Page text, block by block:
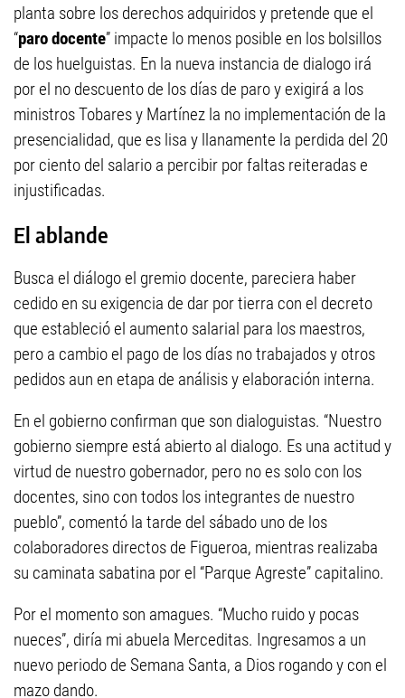
planta sobre los derechos adquiridos y pretende que el
“paro docente” impacte lo menos posible en los bolsillos
de los huelguistas. En la nueva instancia de dialogo irá
por el no descuento de los días de paro y exigirá a los
ministros Tobares y Martínez la no implementación de la
presencialidad, que es lisa y llanamente la perdida del 20
por ciento del salario a percibir por faltas reiteradas e
injustificadas.
El ablande
Busca el diálogo el gremio docente, pareciera haber
cedido en su exigencia de dar por tierra con el decreto
que estableció el aumento salarial para los maestros,
pero a cambio el pago de los días no trabajados y otros
pedidos aun en etapa de análisis y elaboración interna.
En el gobierno confirman que son dialoguistas. “Nuestro
gobierno siempre está abierto al dialogo. Es una actitud y
virtud de nuestro gobernador, pero no es solo con los
docentes, sino con todos los integrantes de nuestro
pueblo”, comentó la tarde del sábado uno de los
colaboradores directos de Figueroa, mientras realizaba
su caminata sabatina por el “Parque Agreste” capitalino.
Por el momento son amagues. “Mucho ruido y pocas
nueces”, diría mi abuela Merceditas. Ingresamos a un
nuevo periodo de Semana Santa, a Dios rogando y con el
mazo dando.